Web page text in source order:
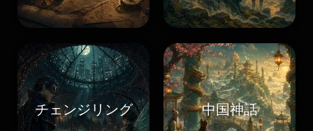
チェンジリング 中国神話